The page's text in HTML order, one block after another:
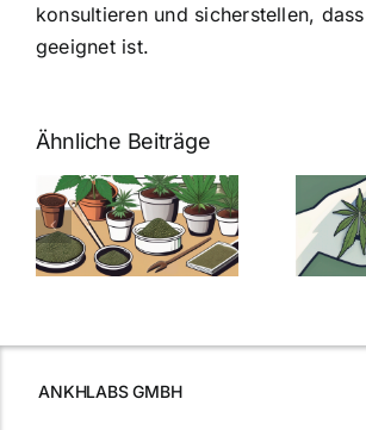
konsultieren und sicherstellen,
geeignet ist.
Ähnliche Beiträge
Neue THC-
Grenzwert-
Regelung:
Was Sie über
Cannabis und
müssen
ANKHLABS GMBH